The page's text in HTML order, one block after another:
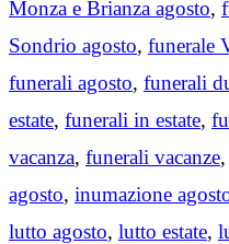
Monza e Brianza agosto,
Sondrio agosto, funerale
funerali agosto, funerali
estate, funerali in estate,
vacanza, funerali vacanze,
agosto, inumazione
lutto agosto, lutto estate,